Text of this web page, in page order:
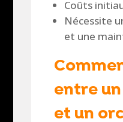
Coûts
Nécessite
et une
entre
et un